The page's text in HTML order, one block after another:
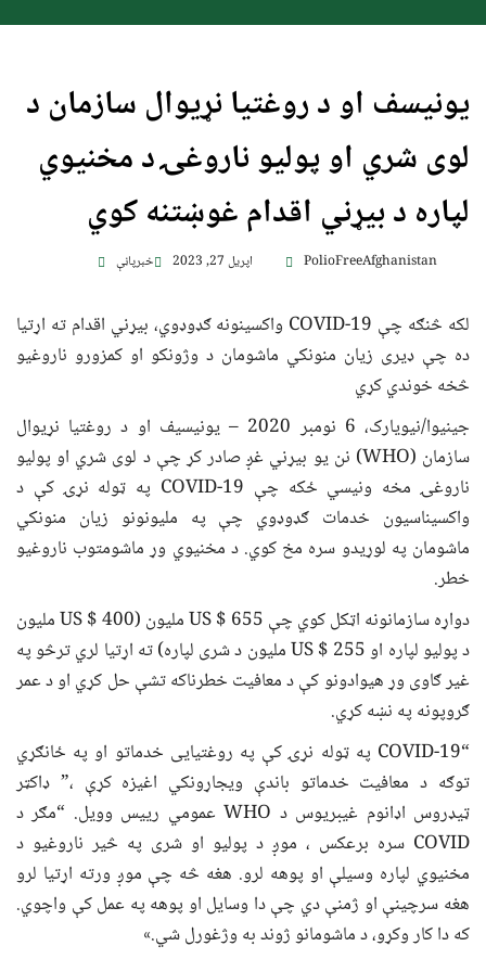
یونیسف او د روغتیا نړیوال سازمان د
لوی شري او پولیو ناروغۍ د مخنیوي
لپاره د بیړني اقدام غوښتنه کوي
PolioFreeAfghanistan اپریل 27, 2023 خبرپاڼې
لکه څنګه چې COVID-19 واکسینونه ګډوډوي، بیړني اقدام ته اړتیا
ده چې ډیری زیان منونکي ماشومان د وژونکو او کمزورو ناروغیو
څخه خوندي کړي
جینیوا/نیویارک، 6 نومبر 2020 – یونیسیف او د روغتیا نړیوال
سازمان (WHO) نن یو بیړني غږ صادر کړ چې د لوی شري او پولیو
ناروغۍ مخه ونیسي ځکه چې COVID-19 په ټوله نړۍ کې د
واکسیناسیون خدمات ګډوډوي چې په ملیونونو زیان منونکي
ماشومان په لوړیدو سره مخ کوي. د مخنیوي وړ ماشومتوب ناروغیو
خطر.
دواړه سازمانونه اټکل کوي چې US $ 655 ملیون (US $ 400 ملیون
د پولیو لپاره او US $ 255 ملیون د شری لپاره) ته اړتیا لري ترڅو په
غیر ګاوی وړ هیوادونو کې د معافیت خطرناکه تشې حل کړي او د عمر
ګروپونه په نښه کړي.
“COVID-19 په ټوله نړۍ کې په روغتیایی خدماتو او په ځانګړي
توګه د معافیت خدماتو باندې ویجاړونکي اغیزه کړې ،” ډاکټر
ټیډروس اډانوم غیبریوس د WHO عمومي رییس وویل. “مګر د
COVID سره برعکس ، موږ د پولیو او شری په څیر ناروغیو د
مخنیوي لپاره وسیلې او پوهه لرو. هغه څه چې موږ ورته اړتیا لرو
هغه سرچینې او ژمنې دي چې دا وسایل او پوهه په عمل کې واچوي.
که دا کار وکړو، د ماشومانو ژوند به وژغورل شي.»